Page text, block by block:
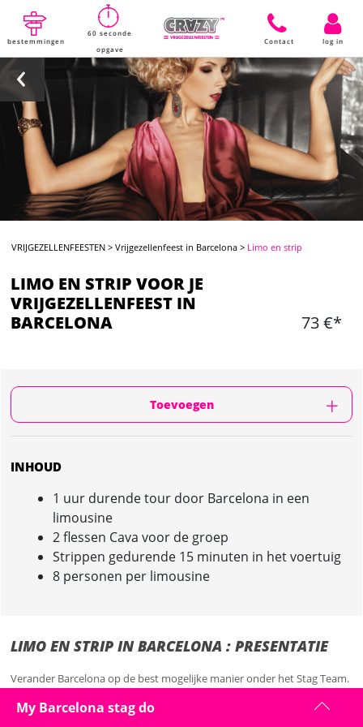
bestemmingen
60 seconde
opgave
Contact log in
VRIJGEZELLENFEESTEN >Vrijgezellenfeest in Barcelona > Limo en strip
LIMO EN STRIP VOOR JE
VRIJGEZELLENFEEST IN
BARCELONA
73 €*
Toevoegen
INHOUD
1 uur durende tour door Barcelona in een
limousine
2 flessen Cava voor de groep
Strippen gedurende 15 minuten in het voertuig
8 personen per limousine
LIMO EN STRIP IN BARCELONA : PRESENTATIE
Verander Barcelona op de best mogelijke manier onder het Stag Team.
indruk te maken dan met een limo-tour door de stad.
My Barcelona stag do